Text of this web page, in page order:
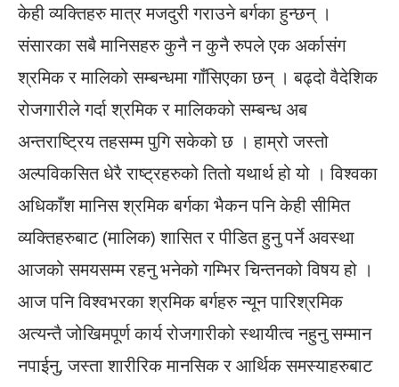
केही व्यक्तिहरु मात्र मजदुरी गराउने बर्गका हुन्छन् ।
संसारका सबै मानिसहरु कुनै न कुनै रुपले एक अर्कासंग
श्रमिक र मालिको सम्बन्धमा गाँसिएका छन् । बढ्दो वैदेशिक
रोजगारीले गर्दा श्रमिक र मालिकको सम्बन्ध अब
अन्तराष्ट्रिय तहसम्म पुगि सकेको छ । हाम्रो जस्तो
अल्पविकसित धेरै राष्ट्रहरुको तितो यथार्थ हो यो । विश्वका
अधिकाँश मानिस श्रमिक बर्गका भैकन पनि केही सीमित
व्यक्तिहरुबाट (मालिक) शासित र पीडित हुनु पर्ने अवस्था
आजको समयसम्म रहनु भनेको गम्भिर चिन्तनको विषय हो ।
आज पनि विश्वभरका श्रमिक बर्गहरु न्यून पारिश्रमिक
अत्यन्तै जोखिमपूर्ण कार्य रोजगारीको स्थायीत्व नहुनु सम्मान
नपाईनु, जस्ता शारीरिक मानसिक र आर्थिक समस्याहरुबाट